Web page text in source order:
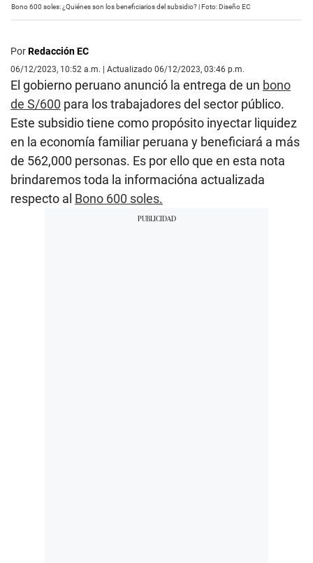
Bono 600 soles: ¿Quiénes son los beneficiarios del subsidio? | Foto: Diseño EC
PorRedacción EC
06/12/2023, 10:52 a.m. | Actualizado 06/12/2023, 03:46 p.m.
El gobierno peruano anunció la entrega de un bono
de S/600 para los trabajadores del sector público.
Este subsidio tiene como propósito inyectar liquidez
en la economía familiar peruana y beneficiará a más
de 562,000 personas. Es por ello que en esta nota
brindaremos toda la informacióna actualizada
respecto al Bono 600 soles.